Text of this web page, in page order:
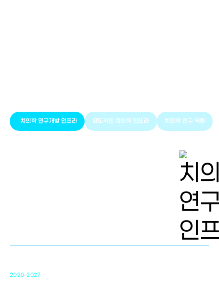
치의학 연구개발 인프라 압도적인 치의학 인프라 치의학 연구 역량
2020-2027